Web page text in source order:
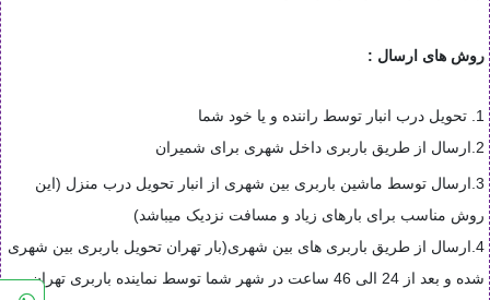
روش های ارسال :
1. تحویل درب انبار توسط راننده و یا خود شما
2.ارسال از طریق باربری داخل شهری برای شمیران
3.ارسال توسط ماشین باربری بین شهری از انبار تحویل درب منزل (این
روش مناسب برای بارهای زیاد و مسافت نزدیک میباشد)
4.ارسال از طریق باربری های بین شهری(بار تهران تحویل باربری بین شهری
شده و بعد از 24 الی 46 ساعت در شهر شما توسط نماینده باربری تهران